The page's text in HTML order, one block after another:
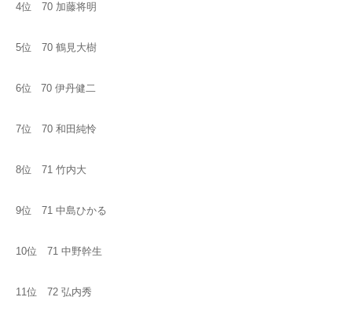
4位 70 加藤将明
5位 70 鶴見大樹
6位 70 伊丹健二
7位 70 和田純怜
8位 71 竹内大
9位 71 中島ひかる
10位 71 中野幹生
11位 72 弘内秀